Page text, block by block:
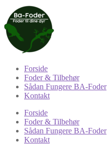
Forside
Foder & Tilbehør
Sådan Fungere BA-Foder
Kontakt
Forside
Foder & Tilbehør
Sådan Fungere BA-Foder
Kontakt